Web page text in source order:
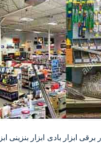
ابزار بادی ابزار بنزینی